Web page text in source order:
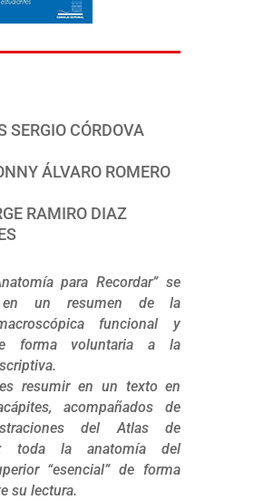
SERGIO CÓRDOVA
ÁLVARO ROMERO
RAMIRO DIAZ
para Recordar” se
en un resumen de la
funcional y
forma voluntaria a la
resumir en un texto en
acompañados de
del Atlas de
toda la anatomía del
“esencial” de forma
su lectura.